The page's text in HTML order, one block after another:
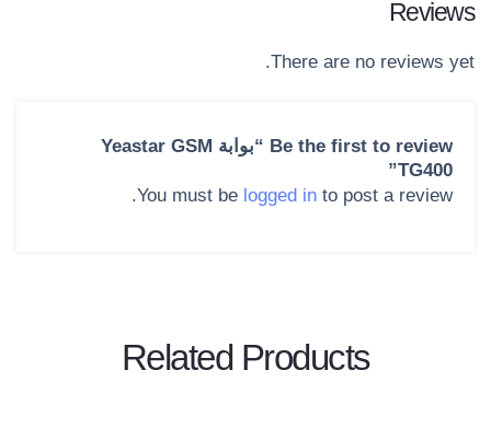
Reviews
There are no reviews yet.
Be the first to review “بوابة Yeastar GSM
TG400”
You must be logged in to post a review.
Related Products